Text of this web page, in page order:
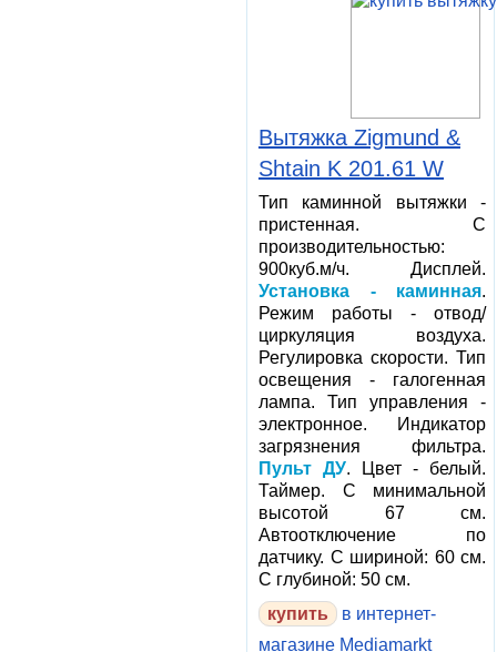
Вытяжка Zigmund &
Shtain K 201.61 W
Тип каминной вытяжки -
пристенная. С
производительностью:
900куб.м/ч. Дисплей.
Установка - каминная.
Режим работы - отвод/
циркуляция воздуха.
Регулировка скорости. Тип
освещения - галогенная
лампа. Тип управления -
электронное. Индикатор
загрязнения фильтра.
Пульт ДУ. Цвет - белый.
Таймер. С минимальной
высотой 67 см.
Автоотключение по
датчику. С шириной: 60 см.
С глубиной: 50 см.
в интернет-
магазине Mediamarkt